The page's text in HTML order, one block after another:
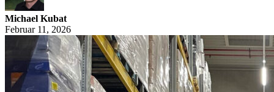
Michael Kubat
Februar 11, 2026